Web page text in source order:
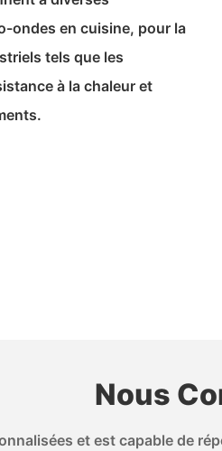
ondes en cuisine, pour la
tels que les
à la chaleur et
Nous
et est capable de